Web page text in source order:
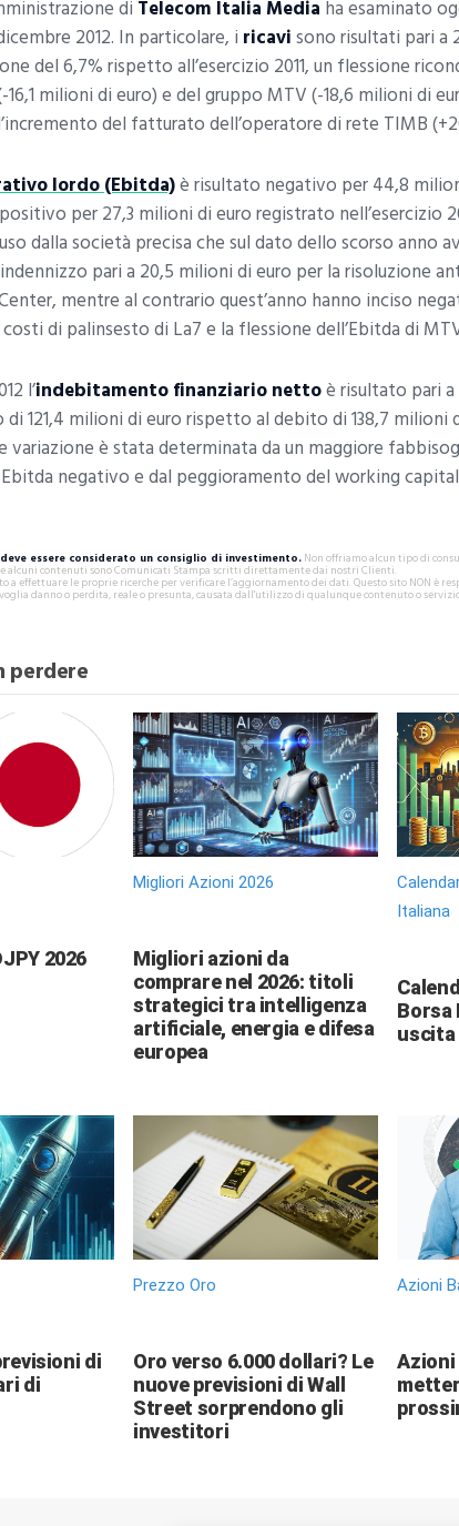
di Telecom Italia Media ha esaminato
2012. In particolare, i ricavisono risultati pari a
del 6,7% rispetto all’esercizio 2011, un flessione
16,1 milioni di euro) e del gruppo MTV (-18,6 milioni di
del fatturato dell’operatore di rete TIMB
lordo (Ebitda)è risultato negativo per 44,8
per 27,3 milioni di euro registrato nell’esercizio
dalla società precisa che sul dato dello scorso anno
pari a 20,5 milioni di euro per la risoluzione
mentre al contrario quest’anno hanno inciso
di palinsesto di La7 e la flessione dell’Ebitda di
l’indebitamento finanziario nettoè risultato pari
di 121,4 milioni di euro rispetto al debito di 138,7 milioni
variazione è stata determinata da un maggiore
negativo e dal peggioramento del working
essere considerato un consiglio di investimento.Non offriamo alcun tipo di
alcuni contenuti sono Comunicati Stampa scritti direttamente dai nostri Clienti.
a effettuare le proprie ricerche per verificare l’aggiornamento dei dati. Questo sito NON è
danno o perdita, reale o presunta, causata dall'utilizzo di qualunque contenuto o
perdere
2026
Migliori Azioni 2026
Migliori azioni da
comprare nel 2026: titoli
strategici tra intelligenza
artificiale, energia e difesa
europea
Italiana
Borsa
uscita
di
di
Prezzo Oro
Oro verso 6.000 dollari? Le
nuove previsioni di Wall
Street sorprendono gli
investitori
Azioni
Azioni